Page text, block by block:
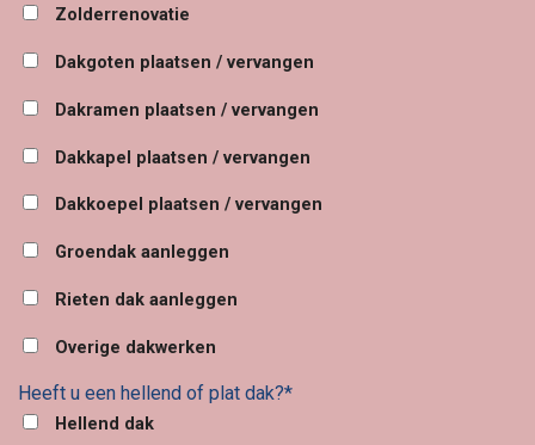
Zolderrenovatie
Dakgoten plaatsen / vervangen
Dakramen plaatsen / vervangen
Dakkapel plaatsen / vervangen
Dakkoepel plaatsen / vervangen
Groendak aanleggen
Rieten dak aanleggen
Overige dakwerken
Heeft u een hellend of plat dak?*
Hellend dak